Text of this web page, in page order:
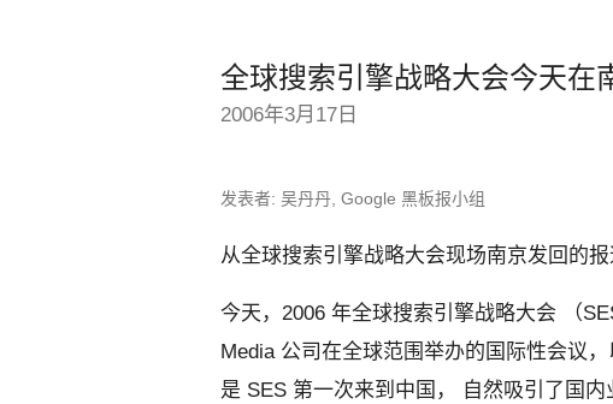
全球搜索引擎战略大会今天在
2006年3月17日
发表者: 吴丹丹, Google 黑板报小组
从全球搜索引擎战略大会现场南京发回的报
今天，2006 年全球搜索引擎战略大会 （
Media 公司在全球范围举办的国际性会议
是 SES 第一次来到中国， 自然吸引了国